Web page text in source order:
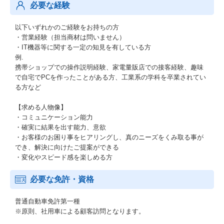
必要な経験
以下いずれかのご経験をお持ちの方
・営業経験（担当商材は問いません）
・IT機器等に関する一定の知見を有している方
例.
携帯ショップでの操作説明経験、家電量販店での接客経験、趣味
で自宅でPCを作ったことがある方、工業系の学科を卒業されてい
る方など
【求める人物像】
・コミュニケーション能力
・確実に結果を出す能力、意欲
・お客様のお困り事をヒアリングし、真のニーズをくみ取る事が
でき、解決に向けたご提案ができる
・変化やスピード感を楽しめる方
必要な免許・資格
普通自動車免許第一種
※原則、社用車による顧客訪問となります。